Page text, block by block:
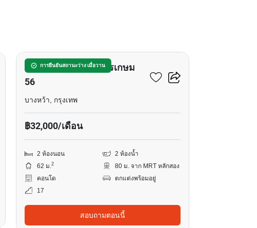
การยืนยันสถานะว่าง เมื่อวาน
เดอะพาร์คแลนด์ เพชรเกษม
56
บางหว้า, กรุงเทพ
฿32,000/เดือน
2 ห้องนอน
2 ห้องน้ำ
62 ม.2
80 ม. จาก MRT หลักสอง
คอนโด
ตกแต่งพร้อมอยู่
17
สอบถามตอนนี้